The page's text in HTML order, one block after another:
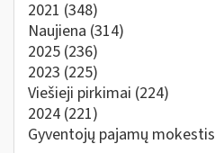
2021 (348)
Naujiena (314)
2025 (236)
2023 (225)
Viešieji pirkimai (224)
2024 (221)
Gyventojų pajamų mokestis